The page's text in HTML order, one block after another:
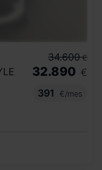
34.600 €
32.890 €
391
€/mes